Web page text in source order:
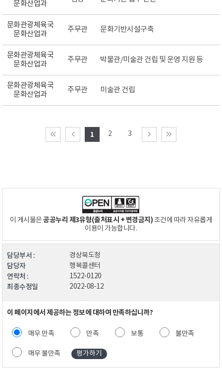
문화산업과
문화관광체육국
문화산업과
주무관 문화기반시설구축
문화관광체육국
문화산업과
주무관 박물관/미술관 건립 및 운영 지원 등
문화관광체육국
문화산업과
주무관 미술관 건립
1 2 3
이 게시물은공공누리 제3유형(출처표시 + 변경금지)조건에 따라 자유롭게
이용이 가능합니다.
담당부서 : 경상북도청
담당자 행복콜센터
연락처 : 1522-0120
최종수정일 2022-08-12
이 페이지에서 제공하는 정보에 대하여 만족하십니까?
매우 만족 만족 보통 불만족
매우 불만족